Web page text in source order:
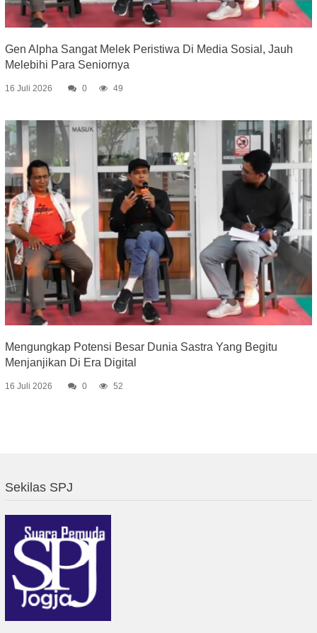
Gen Alpha Sangat Melek Peristiwa Di Media Sosial, Jauh
Melebihi Para Seniornya
16 Juli 2026 0 49
Mengungkap Potensi Besar Dunia Sastra Yang Begitu
Menjanjikan Di Era Digital
16 Juli 2026 0 52
Sekilas SPJ